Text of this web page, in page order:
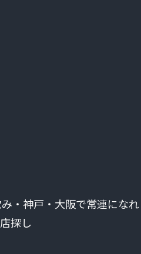
・神戸・大阪で常連になれ
探し